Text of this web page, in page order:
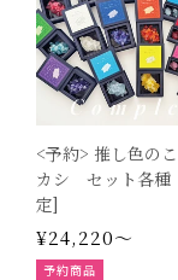
<予約> 推し色の
カシ セット各
定]
通
常
¥24,220～
予約商品